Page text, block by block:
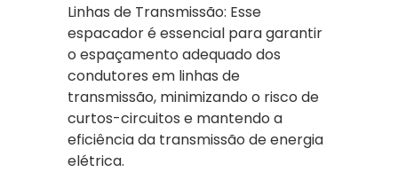
Linhas de Transmissão: Esse
espacador é essencial para garantir
o espaçamento adequado dos
condutores em linhas de
transmissão, minimizando o risco de
curtos-circuitos e mantendo a
eficiência da transmissão de energia
elétrica.